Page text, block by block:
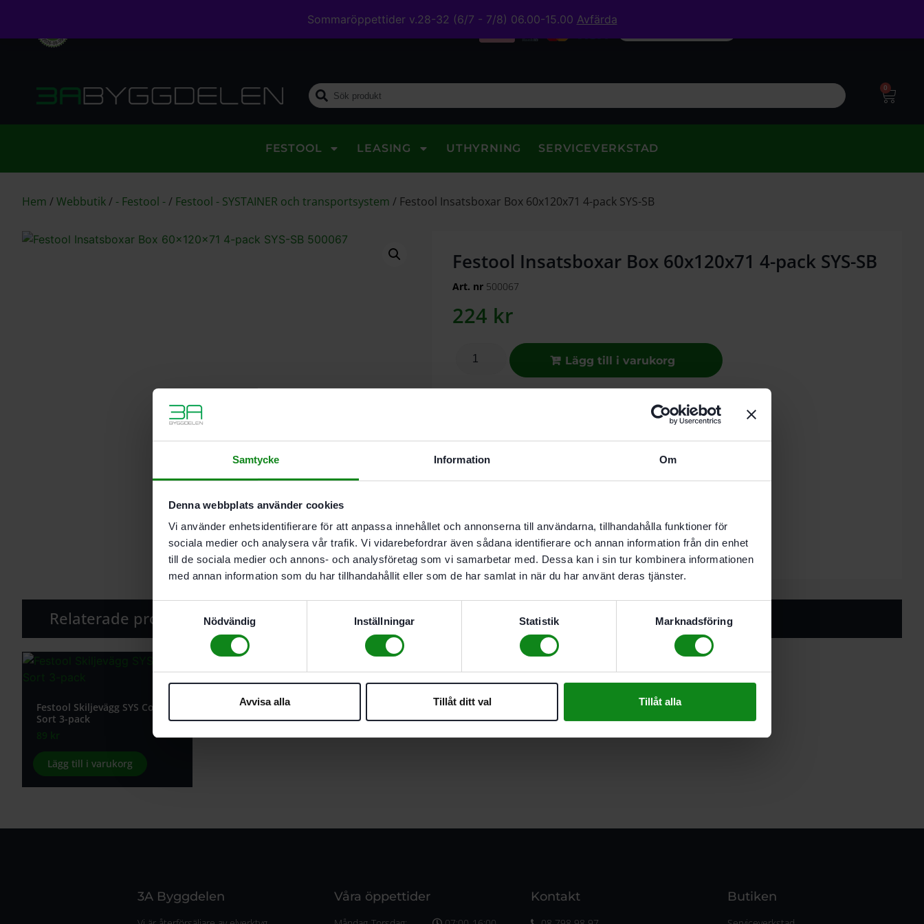
Samtycke Information Om
Denna webbplats använder cookies
Vi använder enhetsidentifierare för att anpassa innehållet och annonserna till användarna, tillhandahålla funktioner för
sociala medier och analysera vår trafik. Vi vidarebefordrar även sådana identifierare och annan information från din enhet
till de sociala medier och annons- och analysföretag som vi samarbetar med. Dessa kan i sin tur kombinera informationen
med annan information som du har tillhandahållit eller som de har samlat in när du har använt deras tjänster.
Nödvändig
Inställningar Statistik Marknadsföring
Avvisa alla Tillåt ditt val Tillåt alla
Sommaröppettider v.28-32 (6/7 - 7/8) 06.00-15.00 Avfärda
Smidig leverans
0
FESTOOL LEASING UTHYRNING SERVICEVERKSTAD
Hem /Webbutik/ - Festool -/ Festool - SYSTAINER och transportsystem / Festool Insatsboxar Box 60x120x71 4-pack SYS-SB
Festool Insatsboxar Box 60x120x71 4-pack SYS-SB
Art. nr 500067
224 kr
Lägg till i varukorg
I butikslager. Skickas nästkommande vardag.
Beskrivning
Teknisk Data Recensioner (0)
Egenskaper
Förpackning: 4 st
Relaterade produkter
Festool Skiljevägg SYS Combi
Sort 3-pack
89 kr
Lägg till i varukorg
3A Byggdelen Våra öppettider Kontakt Butiken